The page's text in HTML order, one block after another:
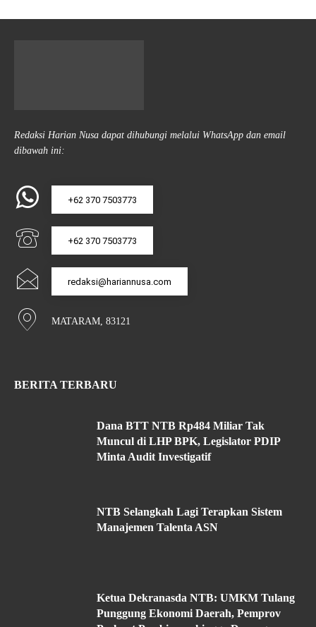
Redaksi Harian Nusa dapat dihubungi melalui WhatsApp dan email
dibawah ini:
+62 370 7503773
+62 370 7503773
redaksi@hariannusa.com
MATARAM, 83121
BERITA TERBARU
Dana BTT NTB Rp484 Miliar Tak
Muncul di LHP BPK, Legislator PDIP
Minta Audit Investigatif
NTB Selangkah Lagi Terapkan Sistem
Manajemen Talenta ASN
Ketua Dekranasda NTB: UMKM Tulang
Punggung Ekonomi Daerah, Pemprov